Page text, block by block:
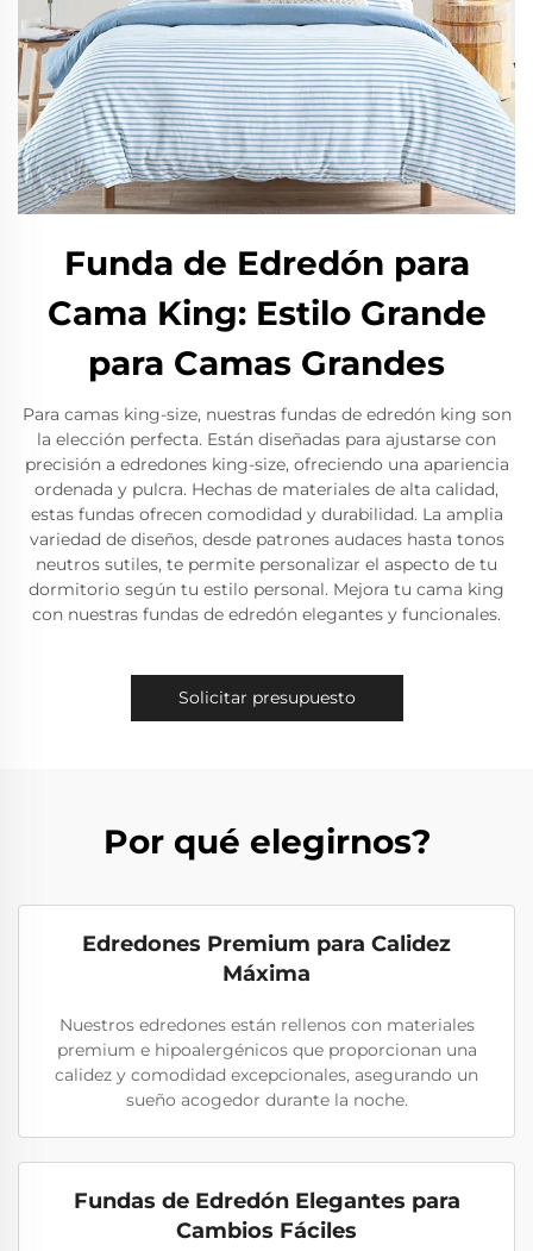
Funda de Edredón para
Cama King: Estilo Grande
para Camas Grandes
Para camas king-size, nuestras fundas de edredón king son
la elección perfecta. Están diseñadas para ajustarse con
precisión a edredones king-size, ofreciendo una apariencia
ordenada y pulcra. Hechas de materiales de alta calidad,
estas fundas ofrecen comodidad y durabilidad. La amplia
variedad de diseños, desde patrones audaces hasta tonos
neutros sutiles, te permite personalizar el aspecto de tu
dormitorio según tu estilo personal. Mejora tu cama king
con nuestras fundas de edredón elegantes y funcionales.
Solicitar presupuesto
Por qué elegirnos?
Edredones Premium para Calidez
Máxima
Nuestros edredones están rellenos con materiales
premium e hipoalergénicos que proporcionan una
calidez y comodidad excepcionales, asegurando un
sueño acogedor durante la noche.
Fundas de Edredón Elegantes para
Cambios Fáciles